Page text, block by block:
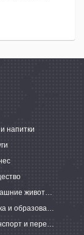
напитки
Домашние животные
Наука и образование
Транспорт и перевозки